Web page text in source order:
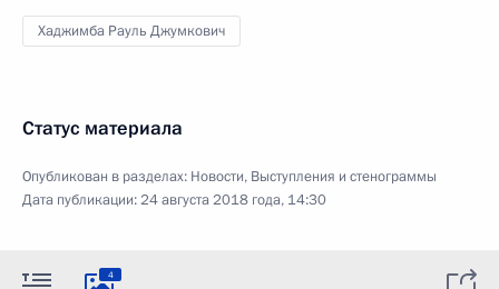
Хаджимба Рауль Джумкович
Статус материала
Опубликован в разделах: Новости, Выступления и стенограммы
Дата публикации:24 августа 2018 года, 14:30
4